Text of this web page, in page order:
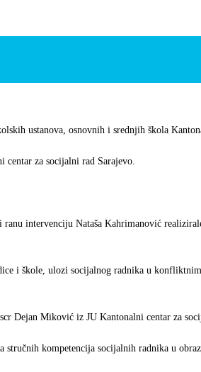
ustanova, osnovnih i srednjih škola
za socijalni rad Sarajevo.
intervenciju Nataša Kahrimanović
i škole, ulozi socijalnog radnika u
Dejan Miković iz JU Kantonalni centar za
kompetencija socijalnih radnika u